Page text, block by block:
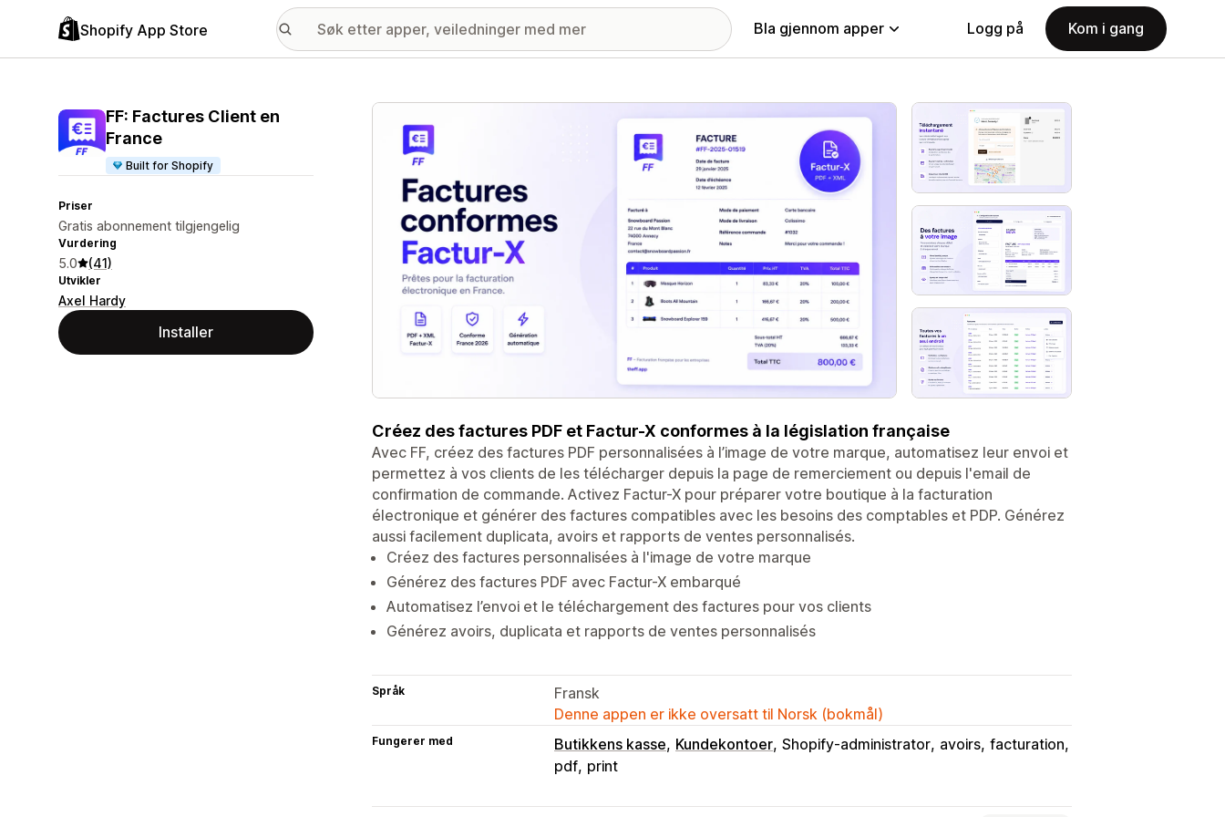
Shopify App Store Bla gjennom apper Logg på Kom i gang
FF: Factures Client en
France
Built for Shopify
Priser
Gratis abonnement tilgjengelig
Vurdering
5.0 (41)
Utvikler
Axel Hardy
Installer
Galleri med fremhevede bilder
Créez des factures PDF et Factur-X conformes à la législation française
Avec FF, créez des factures PDF personnalisées à l’image de votre marque, automatisez leur envoi et
permettez à vos clients de les télécharger depuis la page de remerciement ou depuis l'email de
confirmation de commande. Activez Factur-X pour préparer votre boutique à la facturation
électronique et générer des factures compatibles avec les besoins des comptables et PDP. Générez
aussi facilement duplicata, avoirs et rapports de ventes personnalisés.
Créez des factures personnalisées à l'image de votre marque
Générez des factures PDF avec Factur-X embarqué
Automatisez l’envoi et le téléchargement des factures pour vos clients
Générez avoirs, duplicata et rapports de ventes personnalisés
Språk
Fransk
Denne appen er ikke oversatt til Norsk (bokmål)
Fungerer med Butikkens kasse Kundekontoer Shopify-administrator avoirs facturation
pdf print